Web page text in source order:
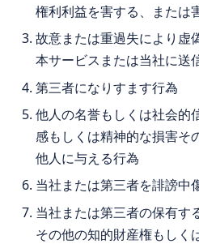
権利利益を害する、または
故意または重過失により虚
本サービスまたは当社に送
第三者になりすます行為
他人の名誉もしくは社会的
感もしくは精神的な損害そ
他人に与える行為
当社または第三者を誹謗中
当社または第三者の保有す
その他の知的財産権もしく